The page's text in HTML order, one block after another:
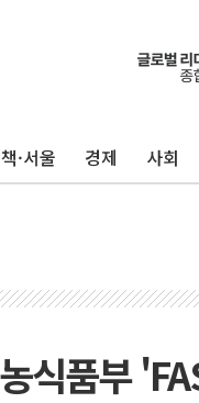
·서울 경제 사회
식품부